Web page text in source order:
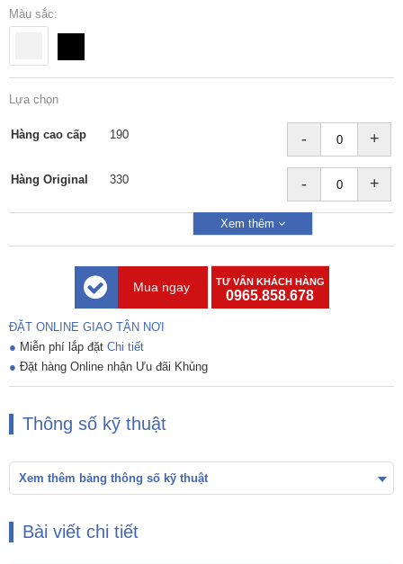
Màu sắc:
Lựa chọn
Hàng cao cấp 190 - +
Hàng Original 330 - +
Xem thêm
Mua ngay TƯ VẤN KHÁCH HÀNG
0965.858.678
ĐẶT ONLINE GIAO TẬN NƠI
● Miễn phí lắp đặt Chi tiết
● Đặt hàng Online nhận Ưu đãi Khủng
Thông số kỹ thuật
Xem thêm bảng thông số kỹ thuật
Bài viết chi tiết